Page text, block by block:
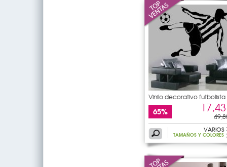
Vinilo decorativo futbolista
65%
VARIOS
TAMAÑOS Y COLORES